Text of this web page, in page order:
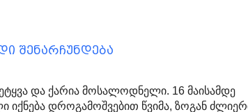
შენარჩუნდება
და ქარია მოსალოდნელი. 16 მაისამდე
იქნება დროგამოშვებით წვიმა, ზოგან